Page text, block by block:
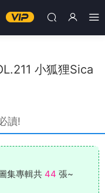
小狐狸Sica
讀!
集專輯共 44 張~